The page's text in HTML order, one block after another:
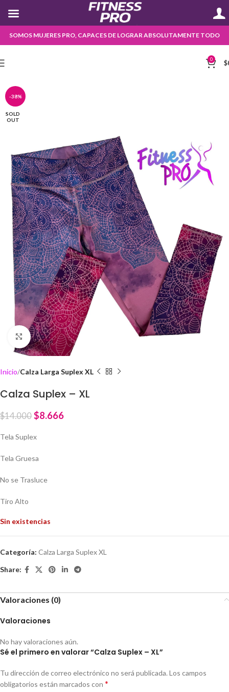
SOMOS MUJERES PRO, CAPACES DE LOGRAR ABSOLUTAMENTE TODO
0 $
-38%
SOLD
OUT
Click to enlarge
Inicio Calza Larga Suplex XL
Calza Suplex – XL
$14.000 $8.666
Tela Suplex
Tela Gruesa
No se Trasluce
Tiro Alto
Sin existencias
Categoría: Calza Larga Suplex XL
Share:
Valoraciones (0)
Valoraciones
No hay valoraciones aún.
Sé el primero en valorar “Calza Suplex – XL”
Tu dirección de correo electrónico no será publicada. Los campos
obligatorios están marcados con *